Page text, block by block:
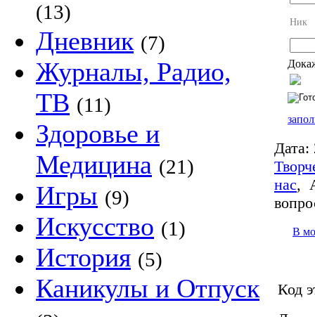
(13)
Дневник (7)
Журналы, Радио,
ТВ (11)
Здоровье и
Медицина (21)
Игры (9)
Искусство (1)
История (5)
Каникулы и Отпуск
Ник
Дата:
нас,
В
Код